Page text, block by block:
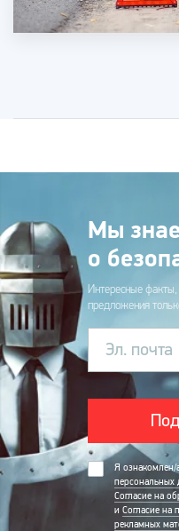
Мы
о
Интересные
предложения
Эл. почта
Я ознакомлен/
Согласие на
и Согласие на
рекламных